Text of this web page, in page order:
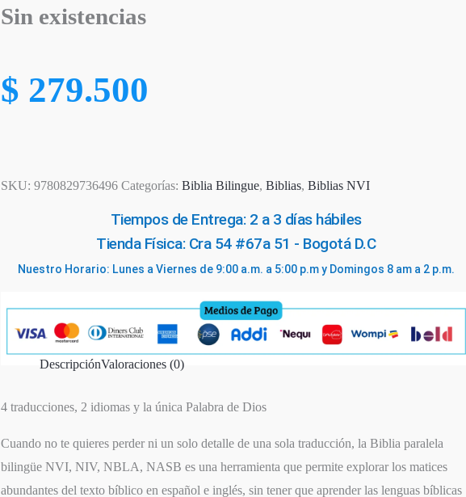
Sin existencias
$ 279.500
SKU:9780829736496 Categorías:Biblia Bilingue,Biblias,Biblias NVI
Tiempos de Entrega: 2 a 3 días hábiles
Tienda Física: Cra 54 #67a 51 - Bogotá D.C
Nuestro Horario: Lunes a Viernes de 9:00 a.m. a 5:00 p.m y Domingos 8 am a 2 p.m.
DescripciónValoraciones (0)
4 traducciones, 2 idiomas y la única Palabra de Dios
Cuando no te quieres perder ni un solo detalle de una sola traducción, la Biblia paralela
bilingüe NVI, NIV, NBLA, NASB es una herramienta que permite explorar los matices
abundantes del texto bíblico en español e inglés, sin tener que aprender las lenguas bíblicas